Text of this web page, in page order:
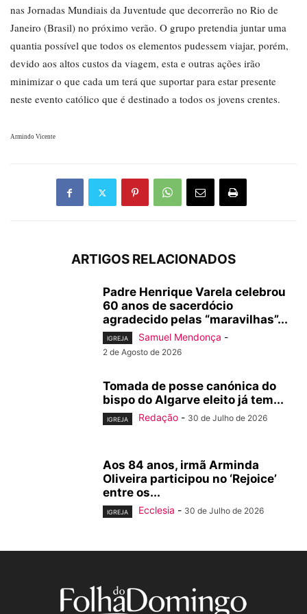
nas Jornadas Mundiais da Juventude que decorrerão no Rio de
Janeiro (Brasil) no próximo verão. O grupo pretendia juntar uma
quantia possível que todos os elementos pudessem viajar, porém,
devido aos altos custos da viagem, esta e outras ações irão
minimizar o que cada um terá que suportar para estar presente
neste evento católico que é destinado a todos os jovens crentes.
Armindo Vicente
ARTIGOS RELACIONADOS
Padre Henrique Varela celebrou
60 anos de sacerdócio
agradecido pelas “maravilhas”...
IGREJA Samuel Mendonça -
2 de Agosto de 2026
Tomada de posse canónica do
bispo do Algarve eleito já tem...
IGREJA Redação - 30 de Julho de 2026
Aos 84 anos, irmã Arminda
Oliveira participou no ‘Rejoice’
entre os...
IGREJA Ecclesia - 30 de Julho de 2026